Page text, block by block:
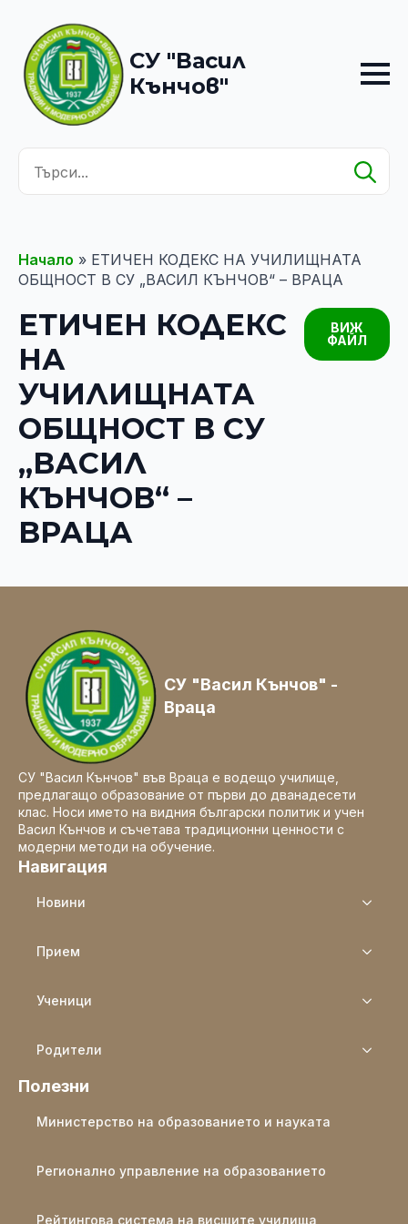
СУ "Васил
Кънчов"
Начало » ЕТИЧЕН КОДЕКС НА УЧИЛИЩНАТА
ОБЩНОСТ В СУ „ВАСИЛ КЪНЧОВ“ – ВРАЦА
ЕТИЧЕН КОДЕКС
НА
УЧИЛИЩНАТА
ОБЩНОСТ В СУ
„ВАСИЛ
КЪНЧОВ“ –
ВРАЦА
ВИЖ
ФАЙЛ
СУ "Васил Кънчов" -
Враца
СУ "Васил Кънчов" във Враца е водещо училище,
предлагащо образование от първи до дванадесети
клас. Носи името на видния български политик и учен
Васил Кънчов и съчетава традиционни ценности с
модерни методи на обучение.
Навигация
Новини
Прием
Ученици
Родители
Полезни
Министерство на образованието и науката
Регионално управление на образованието
Рейтингова система на висшите училища